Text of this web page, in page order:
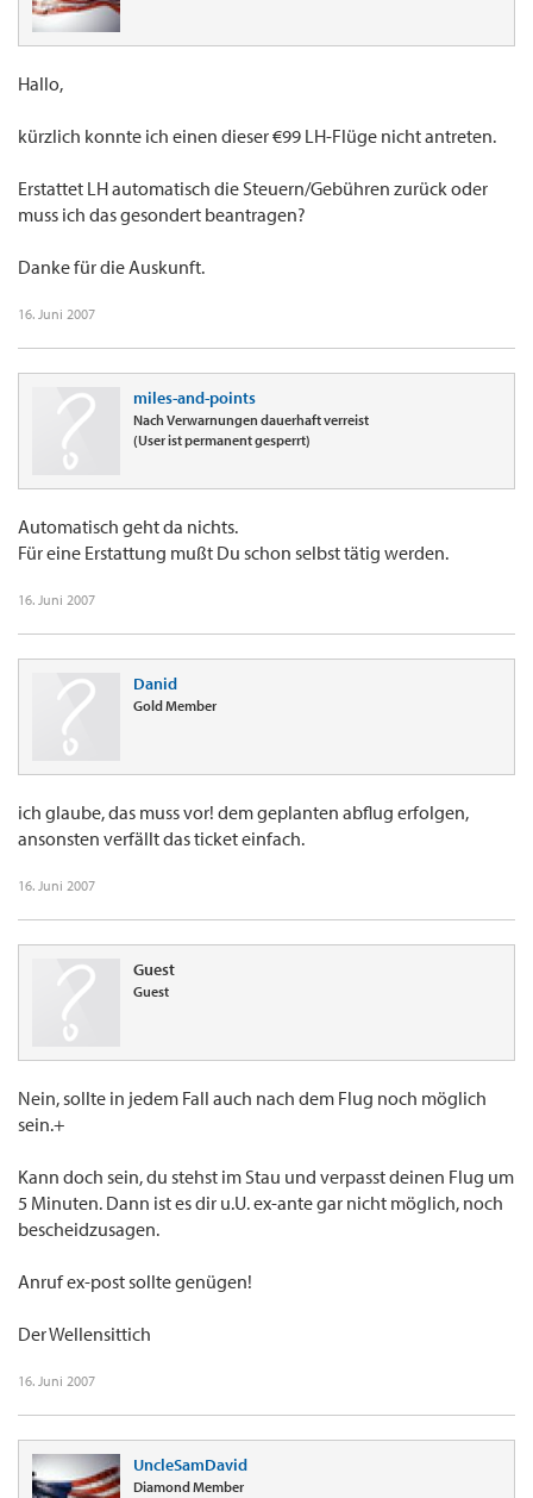
Hallo,
kürzlich konnte ich einen dieser €99 LH-Flüge nicht antreten.
Erstattet LH automatisch die Steuern/Gebühren zurück oder
muss ich das gesondert beantragen?
Danke für die Auskunft.
16. Juni 2007
miles-and-points
Nach Verwarnungen dauerhaft verreist
(User ist permanent gesperrt)
Automatisch geht da nichts.
Für eine Erstattung mußt Du schon selbst tätig werden.
16. Juni 2007
Danid
Gold Member
ich glaube, das muss vor! dem geplanten abflug erfolgen,
ansonsten verfällt das ticket einfach.
16. Juni 2007
Guest
Guest
Nein, sollte in jedem Fall auch nach dem Flug noch möglich
sein.+
Kann doch sein, du stehst im Stau und verpasst deinen Flug um
5 Minuten. Dann ist es dir u.U. ex-ante gar nicht möglich, noch
bescheidzusagen.
Anruf ex-post sollte genügen!
Der Wellensittich
16. Juni 2007
UncleSamDavid
Diamond Member